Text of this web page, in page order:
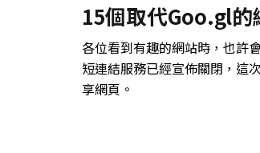
15個取代Goo.gl
各位看到有趣的網站時，也許
短連結服務已經宣佈關閉，這
享網頁。